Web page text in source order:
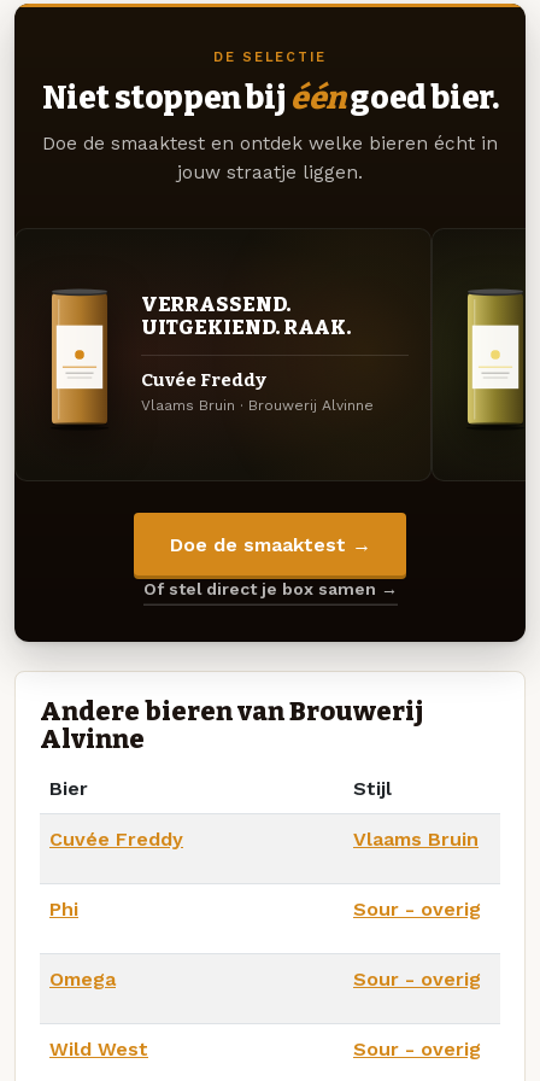
DE SELECTIE
Niet stoppen bij ééngoed bier.
Doe de smaaktest en ontdek welke bieren écht in
jouw straatje liggen.
VERRASSEND.
UITGEKIEND. RAAK.
Cuvée Freddy
Vlaams Bruin · Brouwerij Alvinne
Doe de smaaktest →
Of stel direct je box samen →
Andere bieren van Brouwerij
Alvinne
Bier Stijl
Cuvée Freddy Vlaams Bruin
Phi Sour - overig
Omega Sour - overig
Wild West Sour - overig